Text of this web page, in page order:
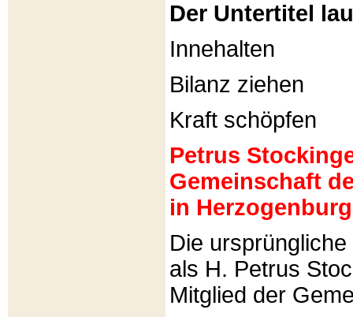
Der Untertitel
Innehalten
Bilanz ziehen
Kraft schöpfen
Petrus
Gemeinschaft
in
Die
als H. Petrus
Mitglied der